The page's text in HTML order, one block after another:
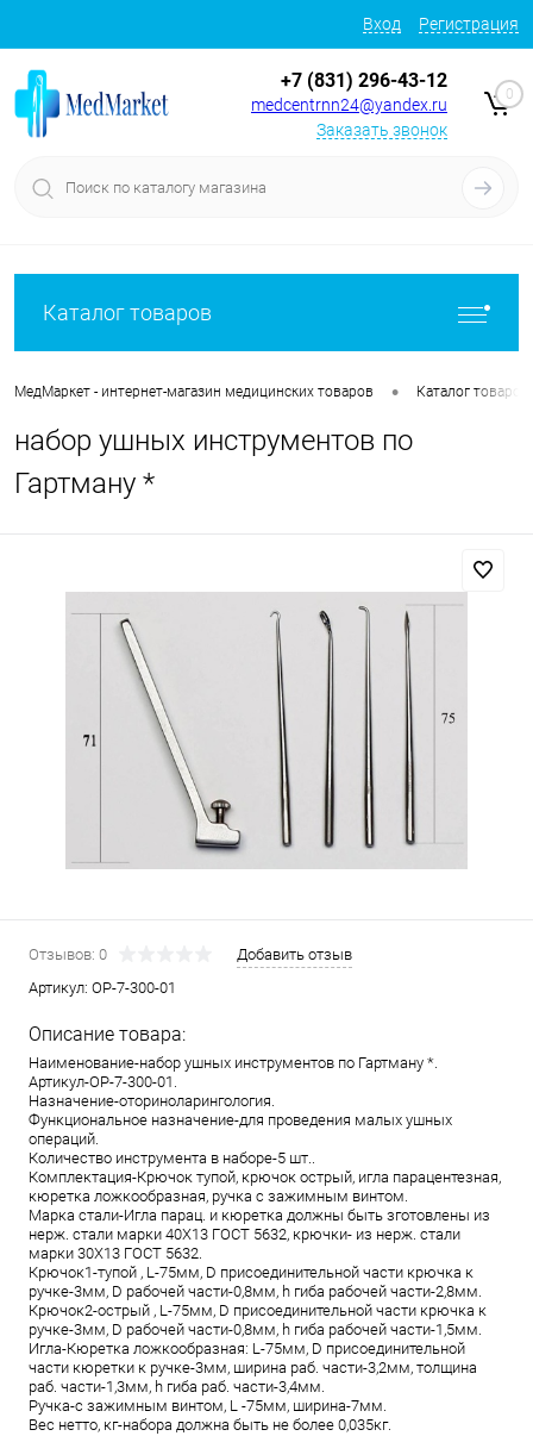
Вход Регистрация
+7 (831) 296-43-12
medcentrnn24@yandex.ru
Заказать звонок
0
Каталог товаров
МедМаркет - интернет-магазин медицинских товаров • Каталог товаров
набор ушных инструментов по
Гартману *
Отзывов: 0
Добавить отзыв
Артикул: ОР-7-300-01
Описание товара:
Наименование-набор ушных инструментов по Гартману *.
Aртикул-ОР-7-300-01.
Назначение-оториноларингология.
Функциональное назначение-для проведения малых ушных
операций.
Количество инструмента в наборе-5 шт..
Комплектация-Крючок тупой, крючок острый, игла парацентезная,
кюретка ложкообразная, ручка с зажимным винтом.
Марка стали-Игла парац. и кюретка должны быть зготовлены из
нерж. стали марки 40Х13 ГОCТ 5632, крючки- из нерж. стали
марки 30Х13 ГОCТ 5632.
Крючок1-тупой , L-75мм, D присоединительной части крючка к
ручке-3мм, D рабочей части-0,8мм, h гиба рабочей части-2,8мм.
Крючок2-острый , L-75мм, D присоединительной части крючка к
ручке-3мм, D рабочей части-0,8мм, h гиба рабочей части-1,5мм.
Игла-Кюретка ложкообразная: L-75мм, D присоединительной
части кюретки к ручке-3мм, ширина раб. части-3,2мм, толщина
раб. части-1,3мм, h гиба раб. части-3,4мм.
Ручка-с зажимным винтом, L -75мм, ширина-7мм.
Вес нетто, кг-набора должна быть не более 0,035кг.